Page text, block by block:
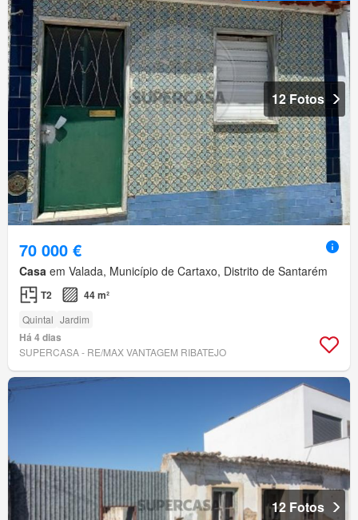
12 Fotos
70 000 €
Casa em Valada, Município de Cartaxo, Distrito de Santarém
T2 44 m²
Quintal Jardim
Há 4 dias
SUPERCASA - RE/MAX VANTAGEM RIBATEJO
12 Fotos